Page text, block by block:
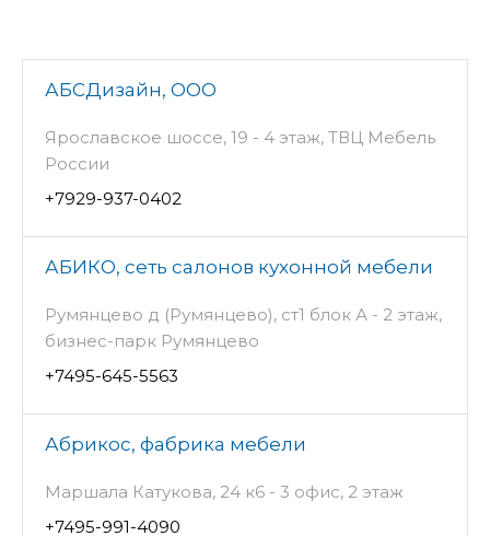
АБСДизайн, ООО
Ярославское шоссе, 19 - 4 этаж, ТВЦ Мебель
России
+7929-937-0402
АБИКО, сеть салонов кухонной мебели
Румянцево д (Румянцево), ст1 блок А - 2 этаж,
бизнес-парк Румянцево
+7495-645-5563
Абрикос, фабрика мебели
Маршала Катукова, 24 к6 - 3 офис, 2 этаж
+7495-991-4090